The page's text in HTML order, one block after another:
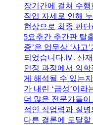
장기간에 걸쳐 수
작업 자세로 인해
현상으로 최종 판
5요추간 추간판 탈
증’은 업무상 ‘사고
되었습니다.Ⅳ. 산
인정 과정에서 의
게 해석될 수 있는
가 내린 ‘급성’이
더 많은 전문가들
적인 직업력과 질
다른 결론에 도달